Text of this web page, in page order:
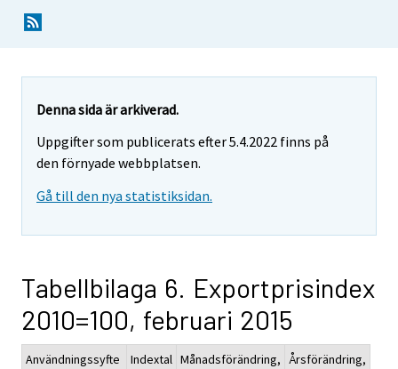
Denna sida är arkiverad.
Uppgifter som publicerats efter 5.4.2022 finns på
den förnyade webbplatsen.
Gå till den nya statistiksidan.
Tabellbilaga 6. Exportprisindex
2010=100, februari 2015
Användningssyfte
Indextal Månadsförändring, Årsförändring,